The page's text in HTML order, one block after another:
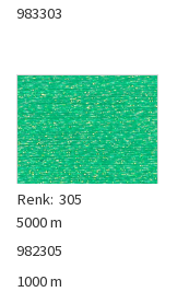
983303
Renk: 305
5000 m
982305
1000 m